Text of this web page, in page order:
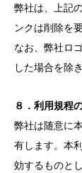
弊社は、上記
ンクは削除を
なお、弊社ロ
した場合を除
８．利用規程
弊社は随意に
有します。本
効するものと